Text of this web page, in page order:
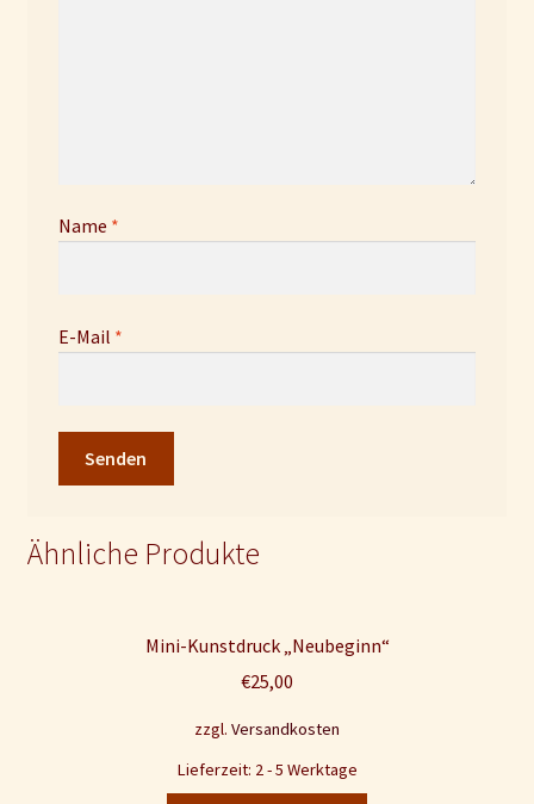
Name *
E-Mail *
Ähnliche Produkte
Mini-Kunstdruck „Neubeginn“
€25,00
zzgl. Versandkosten
Lieferzeit: 2 - 5 Werktage